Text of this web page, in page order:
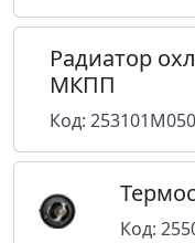
Радиатор
МКПП
Код: 253101M050
Код: